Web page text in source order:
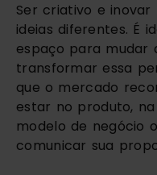
Ser criativo e
ideias diferentes. É
espaço para mudar
transformar essa
que o mercado
estar no produto,
modelo de negócio
comunicar sua